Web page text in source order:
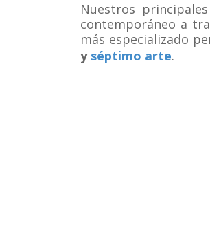
Nuestros
contemporáneo a
más especializado
y séptimo arte.